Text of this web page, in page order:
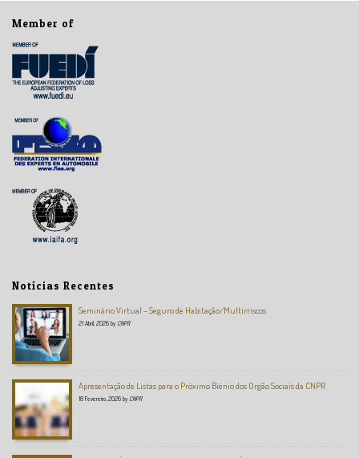
Member of
Notícias Recentes
Seminário Virtual – Seguro de Habitação/Multirriscos
21 Abril, 2026 by CNPR
Apresentação de Listas para o Próximo Biénio dos Orgão Sociais da CNPR
18 Fevereiro, 2026 by CNPR